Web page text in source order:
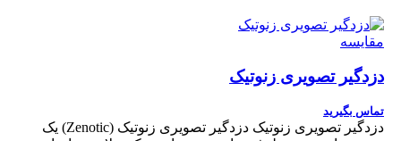
مقایسه
دزدگیر تصویری زنوتیک
تماس بگیرید
دزدگیر تصویری زنوتیک دزدگیر تصویری زنوتیک (Zenotic) یک